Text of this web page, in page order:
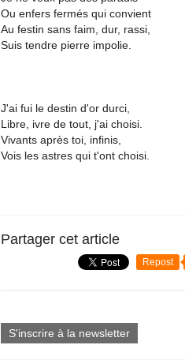
Ou enfers fermés qui convient
Au festin sans faim, dur, rassi,
Suis tendre pierre impolie.
J'ai fui le destin d'or durci,
Libre, ivre de tout, j'ai choisi.
Vivants après toi, infinis,
Vois les astres qui t'ont choisi.
Partager cet article
Repost
S'inscrire à la newsletter